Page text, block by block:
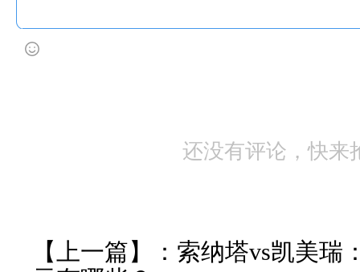
还没有评论，快来
【上一篇】： 索纳塔vs凯美瑞